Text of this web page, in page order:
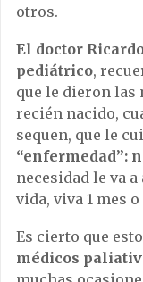
otros.
El doctor
pediátrico,
que le dieron las
recién nacido,
sequen, que le
“enfermedad”:
necesidad le va
vida, viva 1 mes o
Es cierto que
médicos